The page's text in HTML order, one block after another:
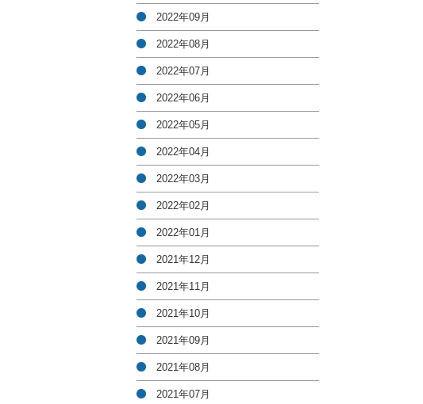
2022年09月
2022年08月
2022年07月
2022年06月
2022年05月
2022年04月
2022年03月
2022年02月
2022年01月
2021年12月
2021年11月
2021年10月
2021年09月
2021年08月
2021年07月